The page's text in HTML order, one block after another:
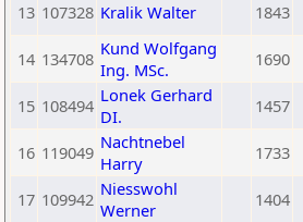
13 107328 Kralik Walter 1843
14 134708 Kund Wolfgang
Ing. MSc.
1690
15 108494 Lonek Gerhard
DI.
1457
16 119049 Nachtnebel
Harry
1733
17 109942 Niesswohl
Werner
1404